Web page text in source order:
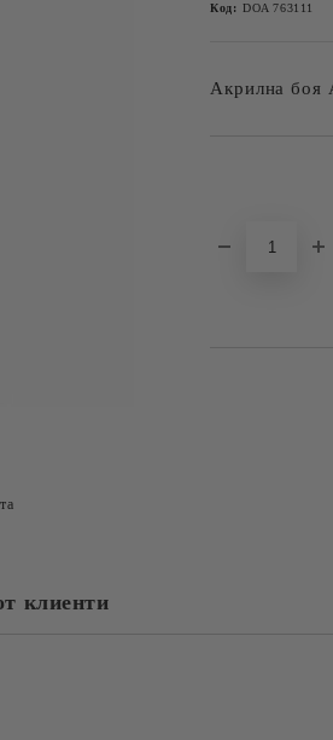
Код: DOA 763111
Акрилна боя
клиенти